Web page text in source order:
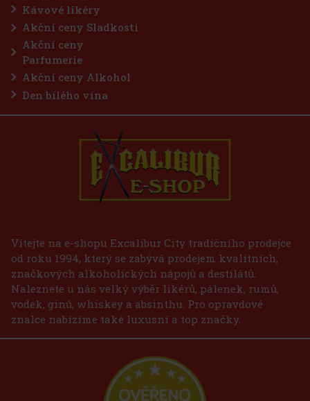
Kávové likéry
Akční ceny Sladkosti
Akční ceny
Parfumerie
Akční ceny Alkohol
Den bílého vína
Vítejte na e-shopu Excalibur City tradičního prodejce
od roku 1994, který se zabývá prodejem kvalitních,
značkových alkoholických nápojů a destilátů.
Naleznete u nás velký výběr likérů, pálenek, rumů,
vodek, ginů, whiskey a absinthu. Pro opravdové
znalce nabízíme také luxusní a top značky.